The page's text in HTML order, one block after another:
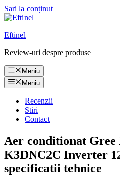
Sari la conținut
Eftinel
Review-uri despre produse
Meniu
Meniu
Recenzii
Stiri
Contact
Aer conditionat
K3DNC2C Inverter
specificatii tehnice